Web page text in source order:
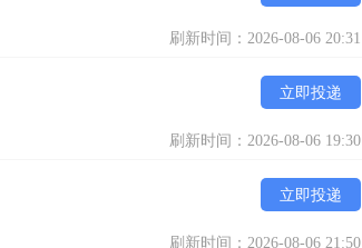
刷新时间：2026-08-06 20:31
立即投递
刷新时间：2026-08-06 19:30
立即投递
刷新时间：2026-08-06 21:50